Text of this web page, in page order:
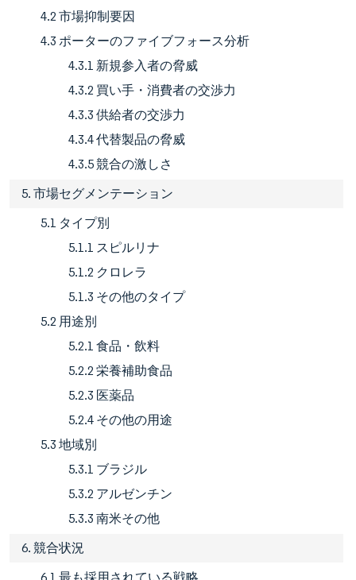
4.2 市場抑制要因
4.3 ポーターのファイブフォース分析
4.3.1 新規参入者の脅威
4.3.2 買い手・消費者の交渉力
4.3.3 供給者の交渉力
4.3.4 代替製品の脅威
4.3.5 競合の激しさ
5. 市場セグメンテーション
5.1 タイプ別
5.1.1 スピルリナ
5.1.2 クロレラ
5.1.3 その他のタイプ
5.2 用途別
5.2.1 食品・飲料
5.2.2 栄養補助食品
5.2.3 医薬品
5.2.4 その他の用途
5.3 地域別
5.3.1 ブラジル
5.3.2 アルゼンチン
5.3.3 南米その他
6. 競合状況